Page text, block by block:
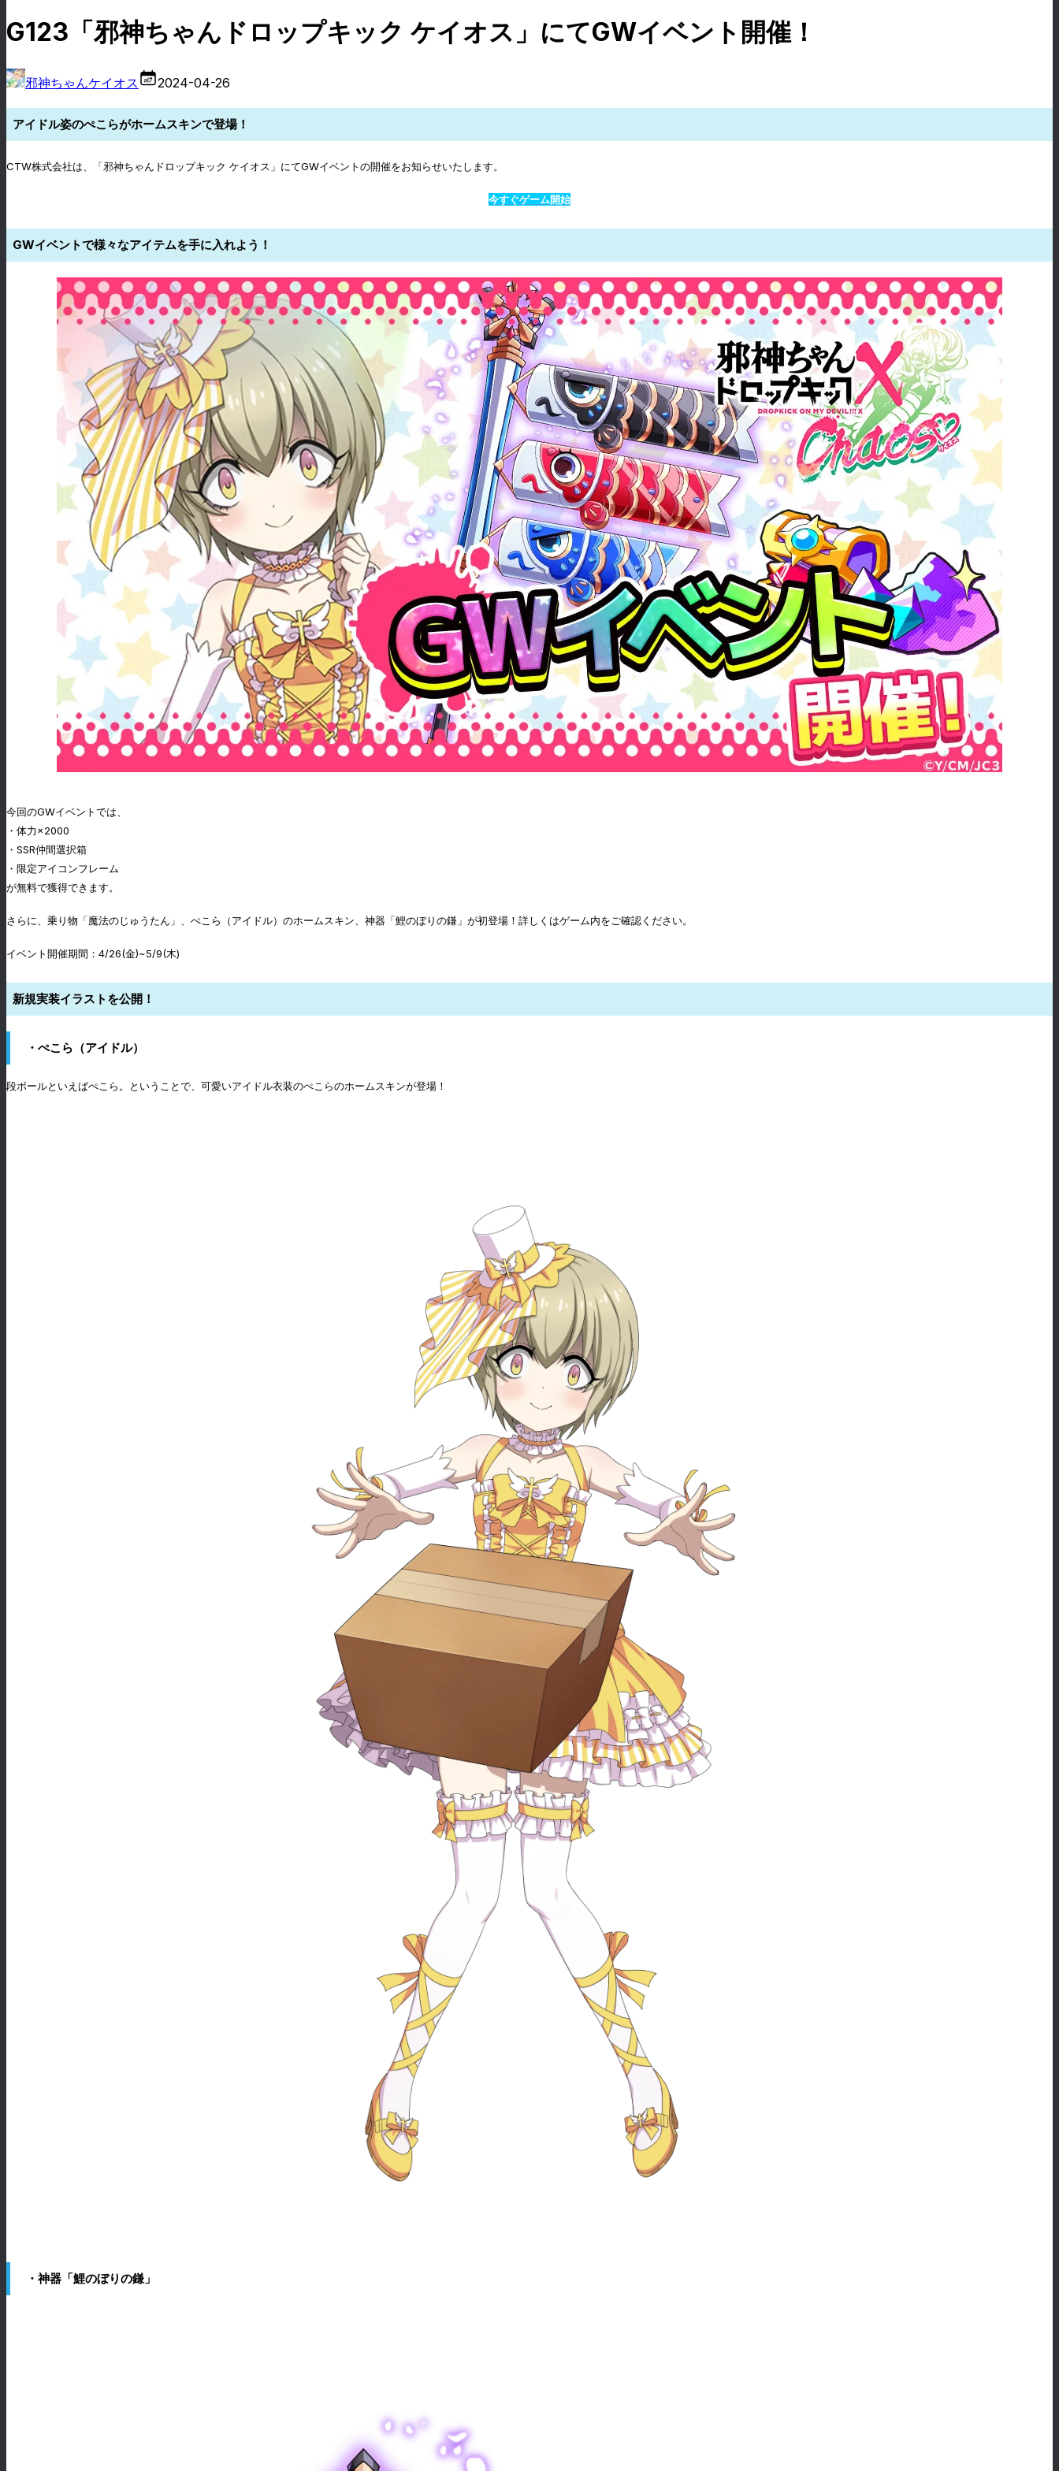
G123「邪神ちゃんドロップキック ケイオス」にてGWイベント開催！
邪神ちゃんケイオス 2024-04-26
アイドル姿のぺこらがホームスキンで登場！
CTW株式会社は、「邪神ちゃんドロップキック ケイオス」にてGWイベントの開催をお知らせいたします。
今すぐゲーム開始
GWイベントで様々なアイテムを手に入れよう！
今回のGWイベントでは、
・体力×2000
・SSR仲間選択箱
・限定アイコンフレーム
が無料で獲得できます。
さらに、乗り物「魔法のじゅうたん」、ぺこら（アイドル）のホームスキン、神器「鯉のぼりの鎌」が初登場！詳しくはゲーム内をご確認ください。
イベント開催期間：4/26(金)~5/9(木)
新規実装イラストを公開！
・ぺこら（アイドル）
段ボールといえばぺこら。ということで、可愛いアイドル衣装のぺこらのホームスキンが登場！
・神器「鯉のぼりの鎌」